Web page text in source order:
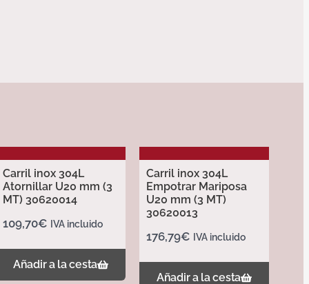
Carril inox 304L
Atornillar U20 mm (3
MT) 30620014
109,70€ IVA incluido
Añadir a la cesta
Carril inox 304L
Empotrar Mariposa
U20 mm (3 MT)
30620013
176,79€ IVA incluido
Añadir a la cesta